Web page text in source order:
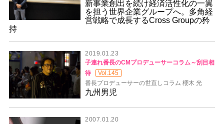
新事業創出を続け経済活性化の一翼
を担う世界企業グループへ。多角経
営戦略で成長するCross Groupの矜
持
2019.01.23
子連れ番長のCMプロデューサーコラム～刮目相
待
Vol.145
番長プロデューサーの世直しコラム 櫻木 光
九州男児
2007.01.20